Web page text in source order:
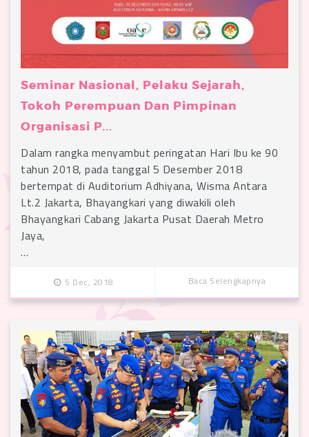
Seminar Nasional, Pelaku Sejarah,
Tokoh Perempuan Dan Pimpinan
Organisasi P...
Dalam rangka menyambut peringatan Hari Ibu ke 90
tahun 2018, pada tanggal 5 Desember 2018
bertempat di Auditorium Adhiyana, Wisma Antara
Lt.2 Jakarta, Bhayangkari yang diwakili oleh
Bhayangkari Cabang Jakarta Pusat Daerah Metro
Jaya,
…
5 Dec, 2018 Baca Selengkapnya